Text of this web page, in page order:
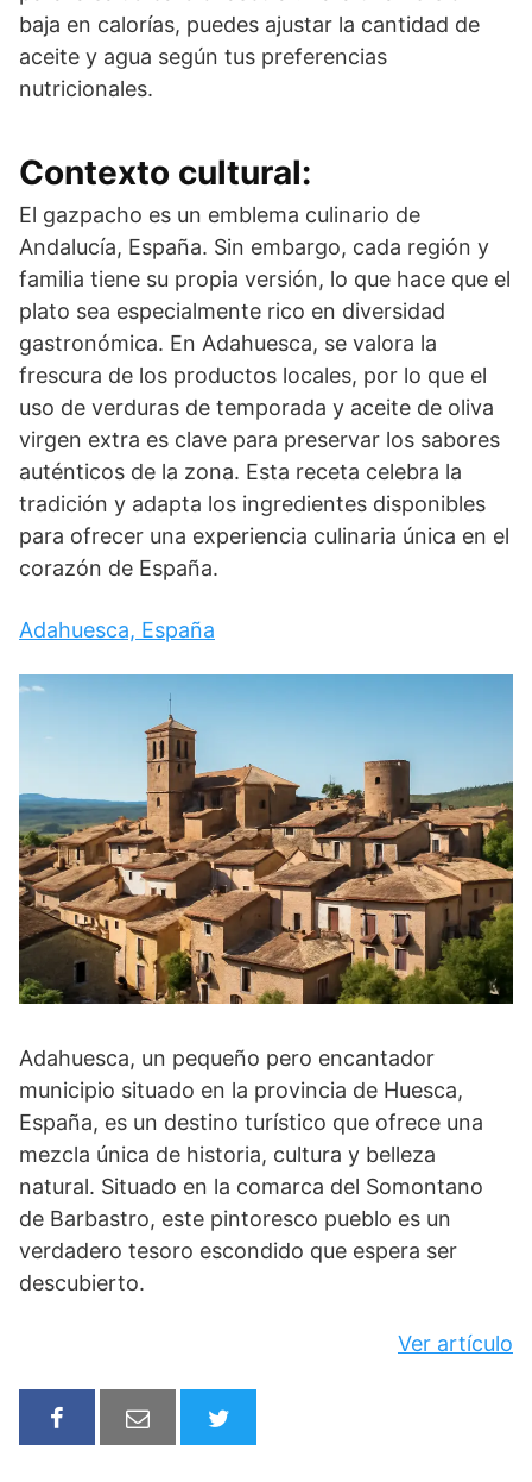
baja en calorías, puedes ajustar la cantidad de
aceite y agua según tus preferencias
nutricionales.
Contexto cultural:
El gazpacho es un emblema culinario de
Andalucía, España. Sin embargo, cada región y
familia tiene su propia versión, lo que hace que el
plato sea especialmente rico en diversidad
gastronómica. En Adahuesca, se valora la
frescura de los productos locales, por lo que el
uso de verduras de temporada y aceite de oliva
virgen extra es clave para preservar los sabores
auténticos de la zona. Esta receta celebra la
tradición y adapta los ingredientes disponibles
para ofrecer una experiencia culinaria única en el
corazón de España.
Adahuesca, España
Adahuesca, un pequeño pero encantador
municipio situado en la provincia de Huesca,
España, es un destino turístico que ofrece una
mezcla única de historia, cultura y belleza
natural. Situado en la comarca del Somontano
de Barbastro, este pintoresco pueblo es un
verdadero tesoro escondido que espera ser
descubierto.
Ver artículo